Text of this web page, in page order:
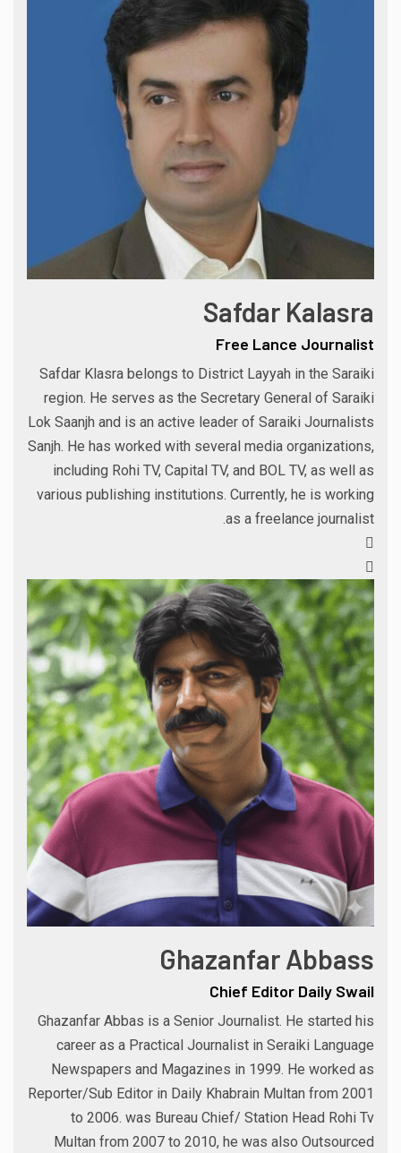
Safdar Kalasra
Free Lance Journalist
Safdar Klasra belongs to District Layyah in the Saraiki
region. He serves as the Secretary General of Saraiki
Lok Saanjh and is an active leader of Saraiki Journalists
Sanjh. He has worked with several media organizations,
including Rohi TV, Capital TV, and BOL TV, as well as
various publishing institutions. Currently, he is working
as a freelance journalist.
Ghazanfar Abbass
Chief Editor Daily Swail
Ghazanfar Abbas is a Senior Journalist. He started his
career as a Practical Journalist in Seraiki Language
Newspapers and Magazines in 1999. He worked as
Reporter/Sub Editor in Daily Khabrain Multan from 2001
to 2006. was Bureau Chief/ Station Head Rohi Tv
Multan from 2007 to 2010, he was also Outsourced